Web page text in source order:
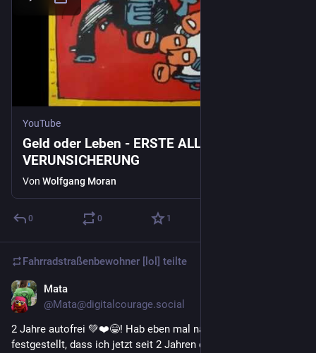
YouTube
Geld oder Leben - ERSTE ALLGEMEINE
VERUNSICHERUNG
Von Wolfgang Moran
0 0 1
Fahrradstraßenbewohner [lol] teilte
Mata
@Mata@digitalcourage.social
2 Jahre autofrei 💚❤️😁! Hab eben mal nachgeschaut und
festgestellt, dass ich jetzt seit 2 Jahren ohne Auto lebe. Am